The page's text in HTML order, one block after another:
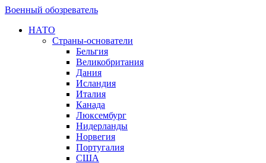
Военный обозреватель
НАТО
Страны-основатели
Бельгия
Великобритания
Дания
Исландия
Италия
Канада
Люксембург
Нидерланды
Норвегия
Португалия
США